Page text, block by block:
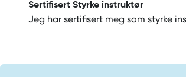
Sertifisert Styrke instruktør
Jeg har sertifisert meg som styrke